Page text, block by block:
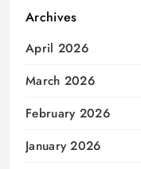
Archives
April 2026
March 2026
February 2026
January 2026